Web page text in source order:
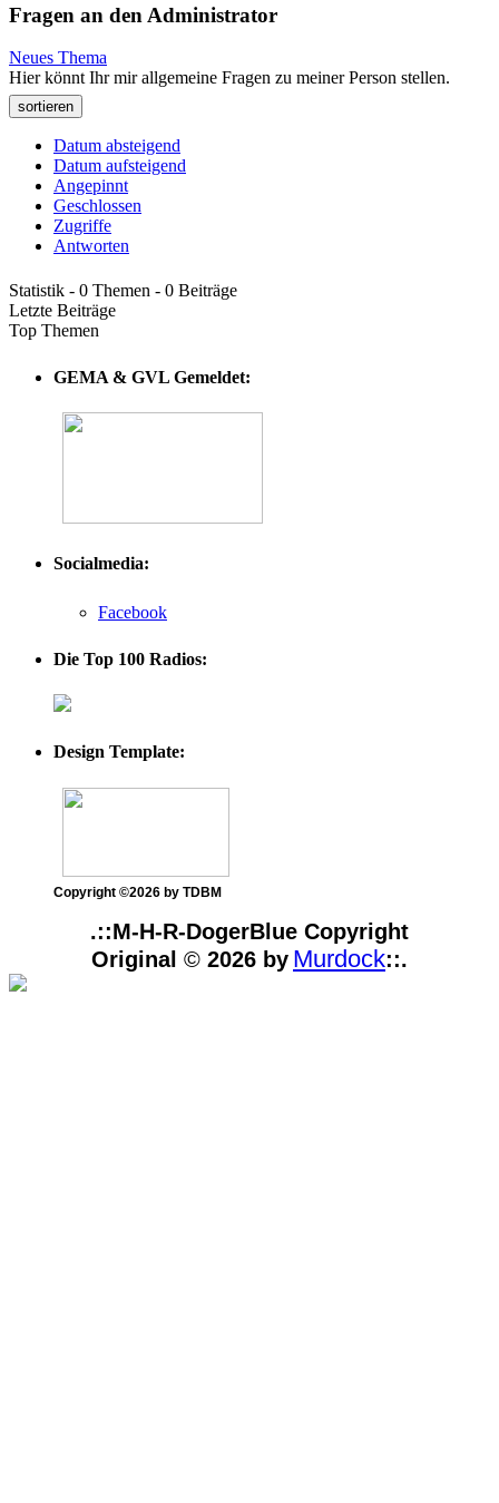
Fragen an den Administrator
Neues Thema
Hier könnt Ihr mir allgemeine Fragen zu meiner Person stellen.
sortieren
Datum absteigend
Datum aufsteigend
Angepinnt
Geschlossen
Zugriffe
Antworten
Statistik - 0 Themen - 0 Beiträge
Letzte Beiträge
Top Themen
GEMA & GVL Gemeldet:
Socialmedia:
Facebook
Die Top 100 Radios:
Design Template:
Copyright ©2026 by TDBM
.::M-H-R-DogerBlue Copyright
Original © 2026 by Murdock::.